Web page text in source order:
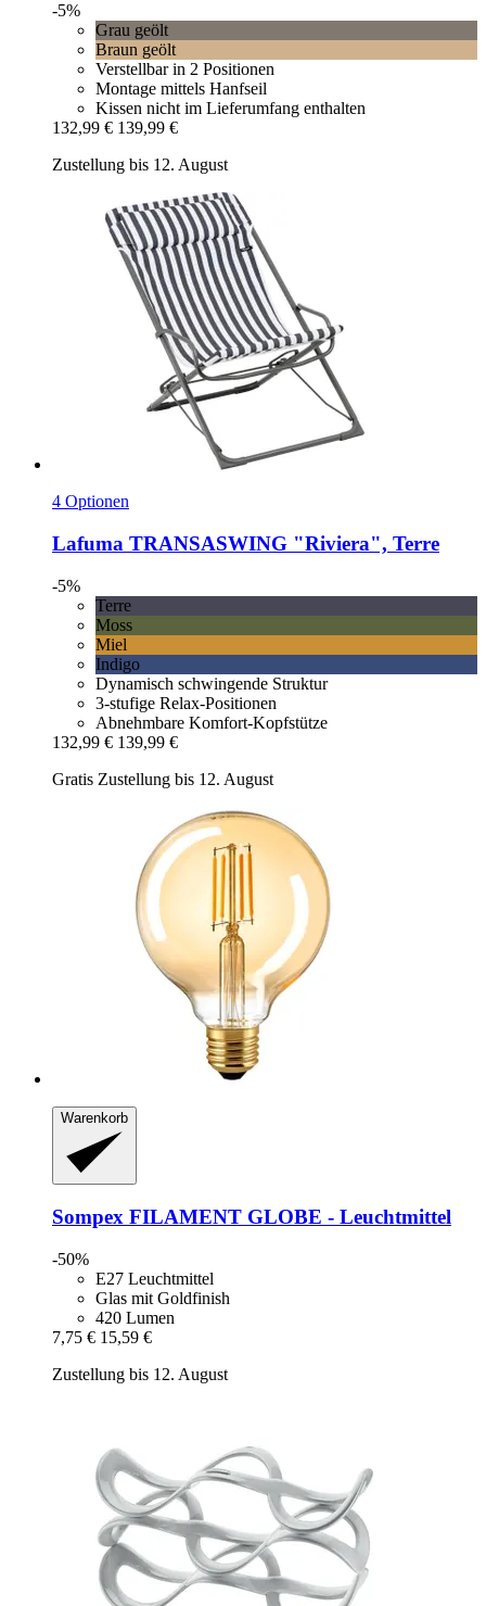
-5%
Grau geölt
Braun geölt
Verstellbar in 2 Positionen
Montage mittels Hanfseil
Kissen nicht im Lieferumfang enthalten
132,99 € 139,99 €
Zustellung bis 12. August
4 Optionen
Lafuma TRANSASWING "Riviera", Terre
-5%
Terre
Moss
Miel
Indigo
Dynamisch schwingende Struktur
3-stufige Relax-Positionen
Abnehmbare Komfort-Kopfstütze
132,99 € 139,99 €
Gratis Zustellung bis 12. August
Warenkorb
Sompex FILAMENT GLOBE -​ Leuchtmittel
-50%
E27 Leuchtmittel
Glas mit Goldfinish
420 Lumen
7,75 € 15,59 €
Zustellung bis 12. August